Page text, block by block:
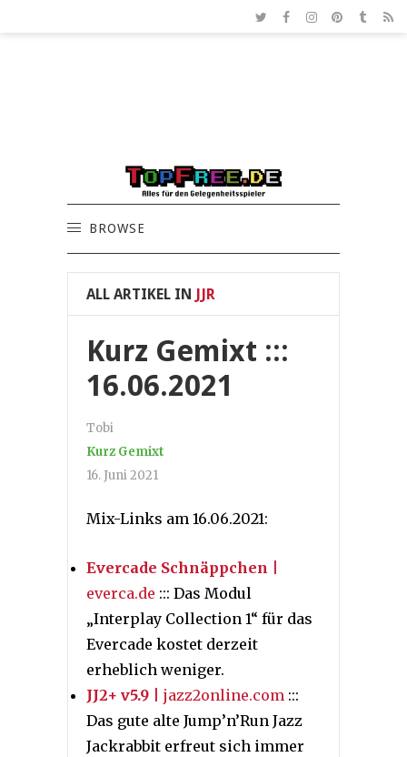
BROWSE
ALL ARTIKEL IN JJR
Kurz Gemixt :::
16.06.2021
Tobi
Kurz Gemixt
16. Juni 2021
Mix-Links am 16.06.2021:
Evercade Schnäppchen
everca.de ::: Das Modul
„Interplay Collection 1“ für das
Evercade kostet derzeit
erheblich weniger.
JJ2+ v5.9 | jazz2online.com :::
Das gute alte Jump’n’Run Jazz
Jackrabbit erfreut sich immer